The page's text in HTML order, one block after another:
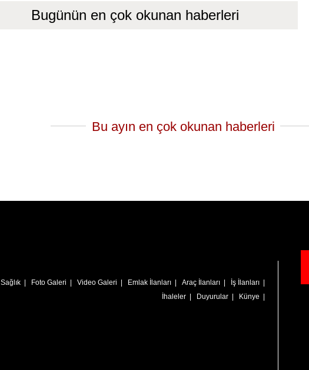
Bugünün en çok okunan haberleri
Bu ayın en çok okunan haberleri
Sağlık Foto Galeri Video Galeri Emlak İlanları Araç İlanları İş İlanları
İhaleler
Duyurular Künye